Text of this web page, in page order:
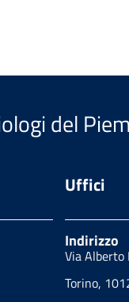
del
Uffici
Indirizzo
Via Alberto
Torino,